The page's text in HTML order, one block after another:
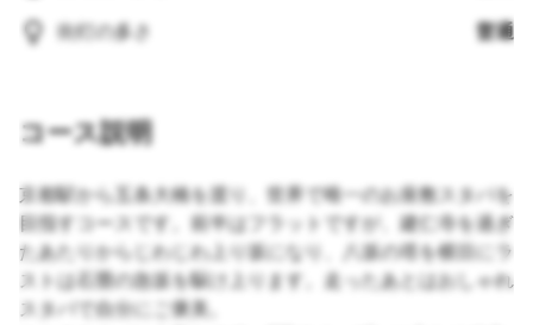
街灯の多さ 普通
コース説明
京都駅から五条大橋を渡り、世界で唯一のお座敷スタバを
目指すコースです。前半はフラットですが、建仁寺を過ぎ
たあたりからじわじわ上り坂になり、八坂の塔を横目にラ
ストは石畳の急坂を駆け上ります。走ったあとはおしゃれ
スタバで自分にご褒美。